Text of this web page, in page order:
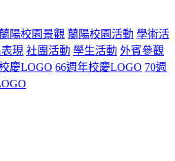
蘭陽校園景觀 蘭陽校園活動 學術活
現 社團活動 學生活動 外賓參觀
慶LOGO 66週年校慶LOGO 70週